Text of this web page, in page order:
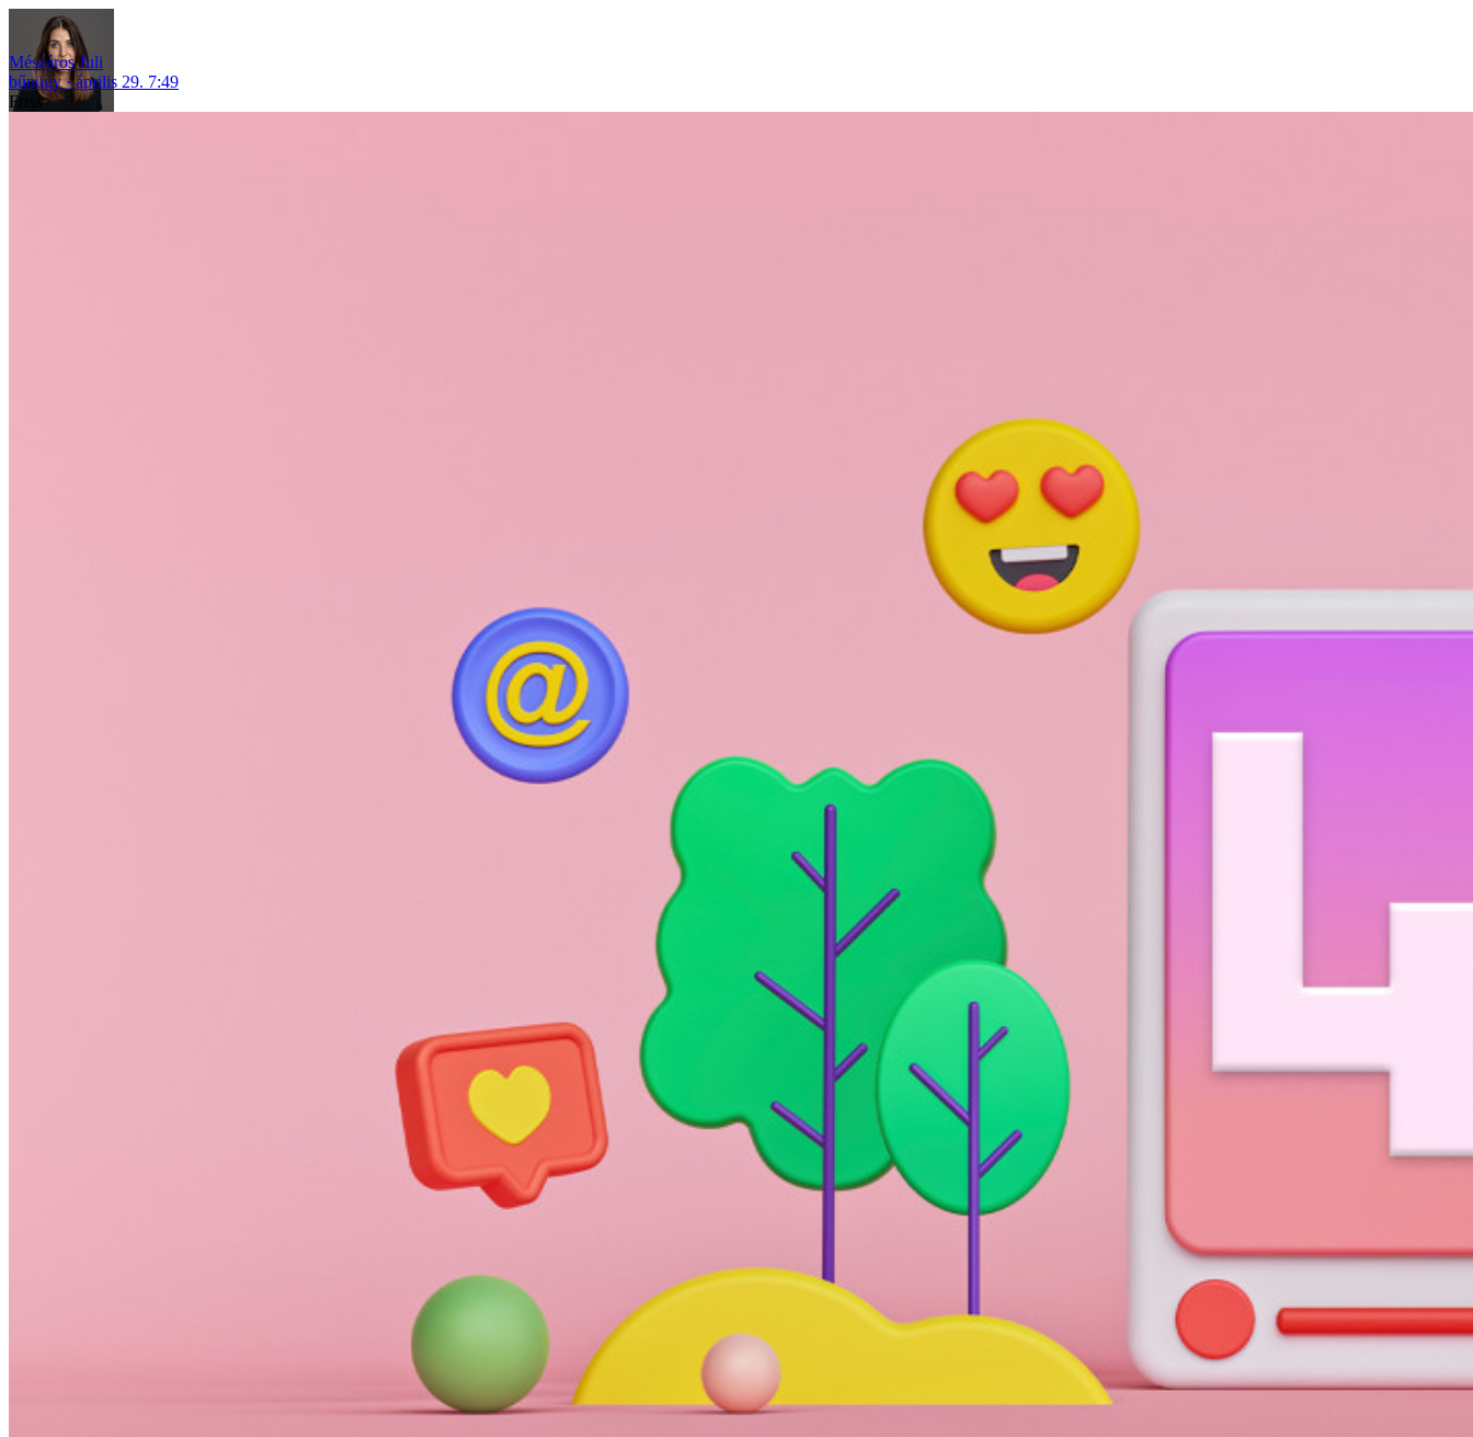
Mészáros Juli
bűnügy
április 29. 7:49
Friss